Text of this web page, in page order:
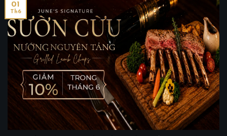
01
Th6